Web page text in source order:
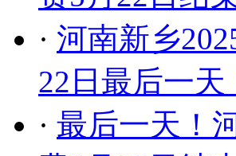
· 河南新乡
22日最后一天
· 最后一天！